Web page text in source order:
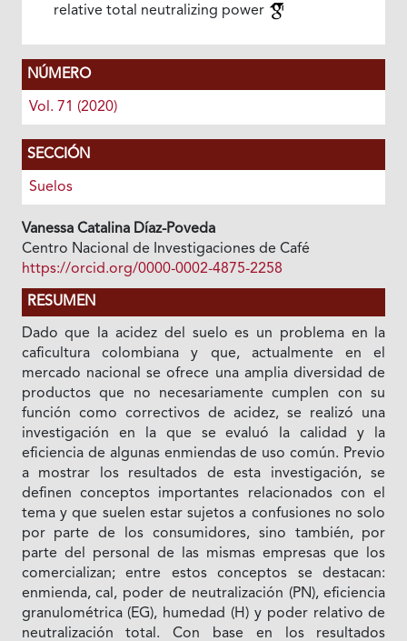
relative total neutralizing power
NÚMERO
Vol. 71 (2020)
SECCIÓN
Suelos
Vanessa Catalina Díaz-Poveda
Centro Nacional de Investigaciones de Café
https://orcid.org/0000-0002-4875-2258
RESUMEN
Dado que la acidez del suelo es un problema en la
caficultura colombiana y que, actualmente en el
mercado nacional se ofrece una amplia diversidad de
productos que no necesariamente cumplen con su
función como correctivos de acidez, se realizó una
investigación en la que se evaluó la calidad y la
eficiencia de algunas enmiendas de uso común. Previo
a mostrar los resultados de esta investigación, se
definen conceptos importantes relacionados con el
tema y que suelen estar sujetos a confusiones no solo
por parte de los consumidores, sino también, por
parte del personal de las mismas empresas que los
comercializan; entre estos conceptos se destacan:
enmienda, cal, poder de neutralización (PN), eficiencia
granulométrica (EG), humedad (H) y poder relativo de
neutralización total. Con base en los resultados